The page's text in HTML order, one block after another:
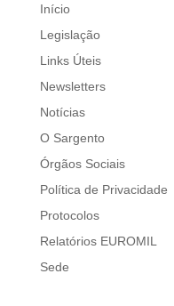
Início
Legislação
Links Úteis
Newsletters
Notícias
O Sargento
Órgãos Sociais
Política de Privacidade
Protocolos
Relatórios EUROMIL
Sede